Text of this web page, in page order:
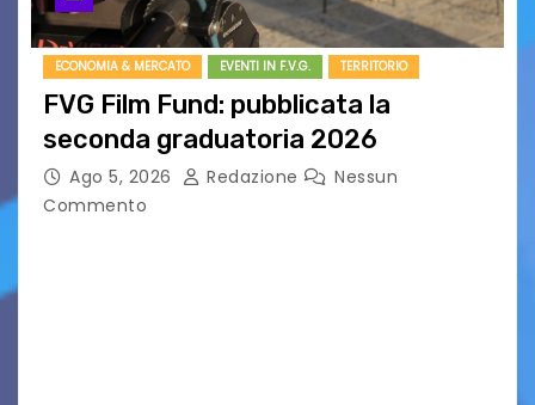
ECONOMIA & MERCATO EVENTI IN F.V.G. TERRITORIO
FVG Film Fund: pubblicata la
seconda graduatoria 2026
Ago 5, 2026 Redazione
Nessun
Commento